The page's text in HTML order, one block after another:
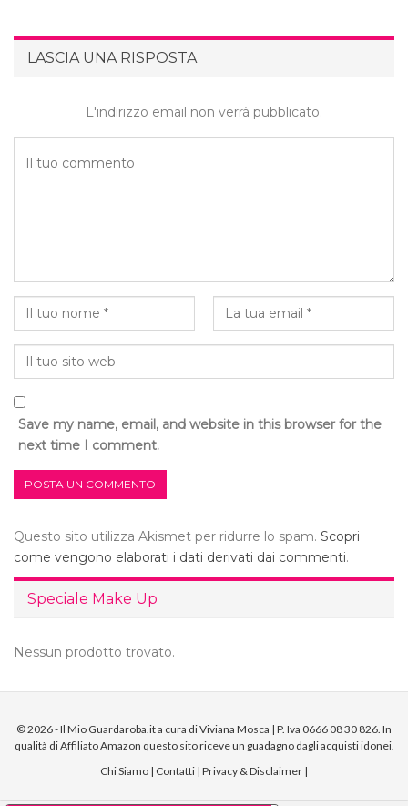
LASCIA UNA RISPOSTA
L'indirizzo email non verrà pubblicato.
Save my name, email, and website in this browser for the
next time I comment.
Questo sito utilizza Akismet per ridurre lo spam. Scopri
come vengono elaborati i dati derivati dai commenti.
Speciale Make Up
Nessun prodotto trovato.
© 2026 - Il Mio Guardaroba.it a cura di Viviana Mosca | P. Iva 0666 08 30 826. In
qualità di Affiliato Amazon questo sito riceve un guadagno dagli acquisti idonei.
Chi Siamo | Contatti | Privacy & Disclaimer |